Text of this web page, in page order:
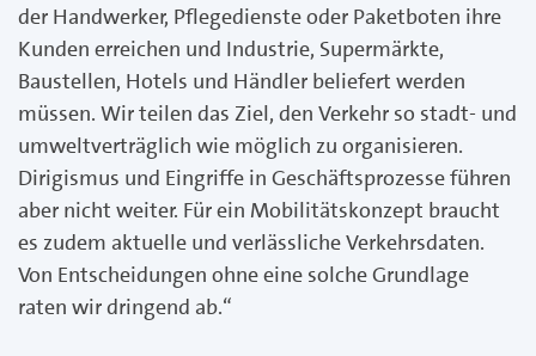
der Handwerker, Pflegedienste oder Paketboten ihre
Kunden erreichen und Industrie, Supermärkte,
Baustellen, Hotels und Händler beliefert werden
müssen. Wir teilen das Ziel, den Verkehr so stadt- und
umweltverträglich wie möglich zu organisieren.
Dirigismus und Eingriffe in Geschäftsprozesse führen
aber nicht weiter. Für ein Mobilitätskonzept braucht
es zudem aktuelle und verlässliche Verkehrsdaten.
Von Entscheidungen ohne eine solche Grundlage
raten wir dringend ab.“